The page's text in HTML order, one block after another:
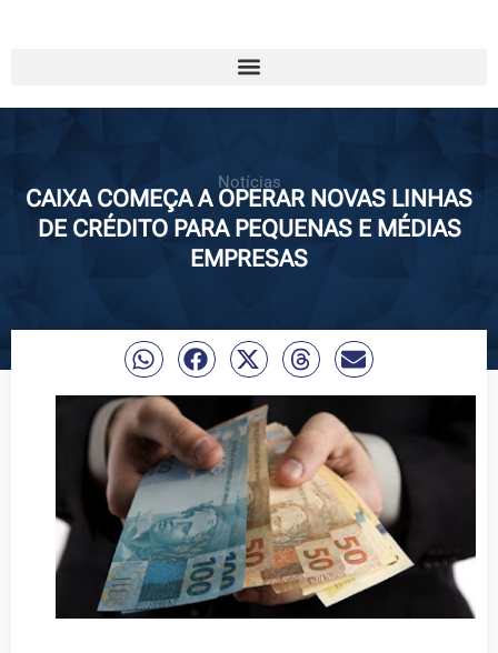
Notícias
CAIXA COMEÇA A OPERAR NOVAS LINHAS
DE CRÉDITO PARA PEQUENAS E MÉDIAS
EMPRESAS